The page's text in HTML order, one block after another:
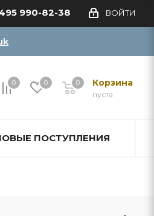
ВОЙТИ
990-82-38
0 0 Корзина
пуста
0
ПОСТУПЛЕНИЯ